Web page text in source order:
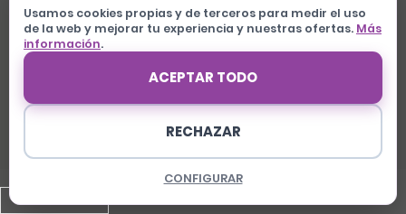
960 624 225
metros en Madrid?
Usamos cookies propias y de terceros para medir el uso
de la web y mejorar tu experiencia y nuestras ofertas. Más
información.
CONFIGURAR
RECHAZAR
ACEPTAR TODO